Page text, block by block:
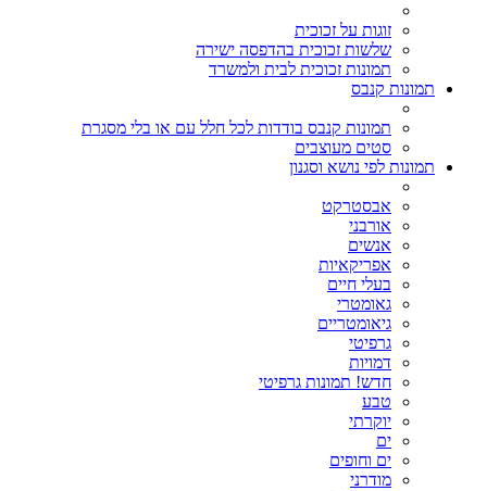
זוגות על זכוכית
שלשות זכוכית בהדפסה ישירה
תמונות זכוכית לבית ולמשרד
תמונות קנבס
תמונות קנבס בודדות לכל חלל עם או בלי מסגרת
סטים מעוצבים
תמונות לפי נושא וסגנון
אבסטרקט
אורבני
אנשים
אפריקאיות
בעלי חיים
גאומטרי
גיאומטריים
גרפיטי
דמויות
חדש! תמונות גרפיטי
טבע
יוקרתי
ים
ים וחופים
מודרני